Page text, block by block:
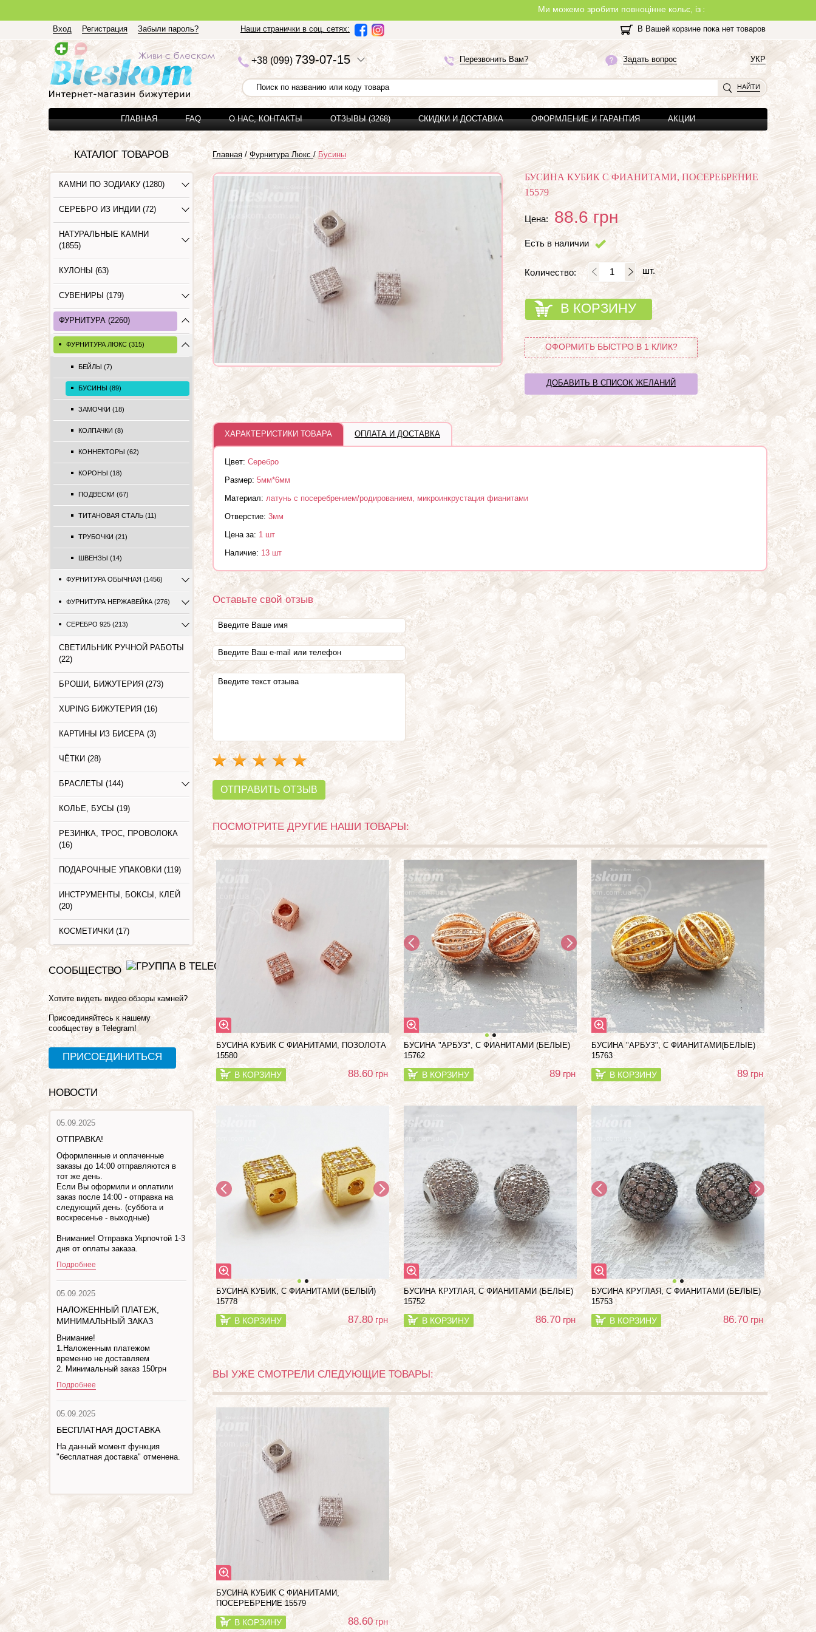
Ми можемо зробити повноцінне кольє, із замочком, з будь-якої нитки, яку
Вход Регистрация Забыли пароль? Наши странички в соц. сетях: В Вашей корзине пока нет товаров
+38 (099)739-07-15 Задать вопрос
Перезвонить Вам? УКР
НАЙТИ
ГЛАВНАЯ FAQ О НАС, КОНТАКТЫ ОТЗЫВЫ (3268) СКИДКИ И ДОСТАВКА ОФОРМЛЕНИЕ И ГАРАНТИЯ АКЦИИ
КАТАЛОГ ТОВАРОВ
КАМНИ ПО ЗОДИАКУ (1280)
СЕРЕБРО ИЗ ИНДИИ (72)
НАТУРАЛЬНЫЕ КАМНИ
(1855)
КУЛОНЫ (63)
СУВЕНИРЫ (179)
ФУРНИТУРА (2260)
ФУРНИТУРА ЛЮКС (315)
БЕЙЛЫ (7)
БУСИНЫ (89)
ЗАМОЧКИ (18)
КОЛПАЧКИ (8)
КОННЕКТОРЫ (62)
КОРОНЫ (18)
ПОДВЕСКИ (67)
ТИТАНОВАЯ СТАЛЬ (11)
ТРУБОЧКИ (21)
ШВЕНЗЫ (14)
ФУРНИТУРА ОБЫЧНАЯ (1456)
ФУРНИТУРА НЕРЖАВЕЙКА (276)
СЕРЕБРО 925 (213)
СВЕТИЛЬНИК РУЧНОЙ РАБОТЫ
(22)
БРОШИ, БИЖУТЕРИЯ (273)
XUPING БИЖУТЕРИЯ (16)
КАРТИНЫ ИЗ БИСЕРА (3)
ЧЁТКИ (28)
БРАСЛЕТЫ (144)
КОЛЬЕ, БУСЫ (19)
РЕЗИНКА, ТРОС, ПРОВОЛОКА
(16)
ПОДАРОЧНЫЕ УПАКОВКИ (119)
ИНСТРУМЕНТЫ, БОКСЫ, КЛЕЙ
(20)
КОСМЕТИЧКИ (17)
СООБЩЕСТВО
Хотите видеть видео обзоры камней?
Присоединяйтесь к нашему
сообществу в Telegram!
ПРИСОЕДИНИТЬСЯ
НОВОСТИ
05.09.2025
ОТПРАВКА!
Оформленные и оплаченные
заказы до 14:00 отправляются в
тот же день.
Если Вы оформили и оплатили
заказ после 14:00 - отправка на
следующий день. (суббота и
воскресенье - выходные)
Внимание! Отправка Укрпочтой 1-3
дня от оплаты заказа.
Подробнее
05.09.2025
НАЛОЖЕННЫЙ ПЛАТЕЖ,
МИНИМАЛЬНЫЙ ЗАКАЗ
Внимание!
1.Наложенным платежом
временно не доставляем
2. Минимальный заказ 150грн
Подробнее
05.09.2025
БЕСПЛАТНАЯ ДОСТАВКА
На данный момент функция
"бесплатная доставка" отменена.
Главная / Фурнитура Люкс / Бусины
БУСИНА КУБИК С ФИАНИТАМИ, ПОСЕРЕБРЕНИЕ
15579
Цена: 88.6грн
Есть в наличии
Количество: шт.
В КОРЗИНУ
ОФОРМИТЬ БЫСТРО В 1 КЛИК?
ДОБАВИТЬ В СПИСОК ЖЕЛАНИЙ
ХАРАКТЕРИСТИКИ ТОВАРА ОПЛАТА И ДОСТАВКА
Цвет: Серебро
Размер: 5мм*6мм
Материал: латунь с посеребрением/родированием, микроинкрустация фианитами
Отверстие: 3мм
Цена за: 1 шт
Наличие: 13 шт
Оставьте свой отзыв
ОТПРАВИТЬ ОТЗЫВ
ПОСМОТРИТЕ ДРУГИЕ НАШИ ТОВАРЫ:
БУСИНА КУБИК С ФИАНИТАМИ, ПОЗОЛОТА
15580
В КОРЗИНУ 88.60грн
БУСИНА "АРБУЗ", С ФИАНИТАМИ (БЕЛЫЕ)
15762
В КОРЗИНУ 89 грн
БУСИНА "АРБУЗ", С ФИАНИТАМИ(БЕЛЫЕ)
15763
В КОРЗИНУ 89грн
БУСИНА КУБИК, С ФИАНИТАМИ (БЕЛЫЙ)
15778
В КОРЗИНУ 87.80 грн
БУСИНА КРУГЛАЯ, С ФИАНИТАМИ (БЕЛЫЕ)
15752
В КОРЗИНУ 86.70 грн
БУСИНА КРУГЛАЯ, С ФИАНИТАМИ (БЕЛЫЕ)
15753
В КОРЗИНУ 86.70 грн
ВЫ УЖЕ СМОТРЕЛИ СЛЕДУЮЩИЕ ТОВАРЫ:
БУСИНА КУБИК С ФИАНИТАМИ,
ПОСЕРЕБРЕНИЕ15579
В КОРЗИНУ 88.60грн